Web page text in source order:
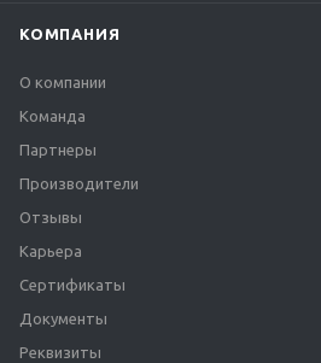
КОМПАНИЯ
О компании
Команда
Партнеры
Производители
Отзывы
Карьера
Сертификаты
Документы
Реквизиты